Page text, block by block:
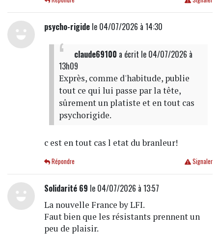
psycho-rigidele 04/07/2026 à 14:30
claude69100 a écrit le 04/07/2026 à
13h09
Exprès, comme d'habitude, publie
tout ce qui lui passe par la tête,
sûrement un platiste et en tout cas
psychorigide.
c est en tout cas l etat du branleur!
Signaler
Répondre
Solidarité 69 le 04/07/2026 à 13:57
La nouvelle France by LFI.
Faut bien que les résistants prennent un
peu de plaisir.